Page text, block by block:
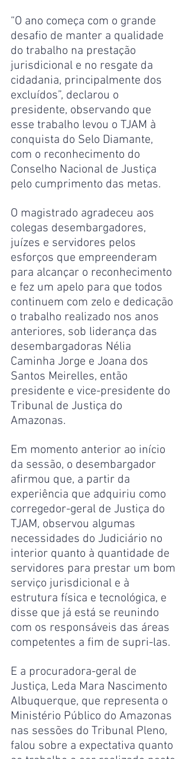
“O ano começa com o grande
desafio de manter a qualidade
do trabalho na prestação
jurisdicional e no resgate da
cidadania, principalmente dos
excluídos”, declarou o
presidente, observando que
esse trabalho levou o TJAM à
conquista do Selo Diamante,
com o reconhecimento do
Conselho Nacional de Justiça
pelo cumprimento das metas.
O magistrado agradeceu aos
colegas desembargadores,
juízes e servidores pelos
esforços que empreenderam
para alcançar o reconhecimento
e fez um apelo para que todos
continuem com zelo e dedicação
o trabalho realizado nos anos
anteriores, sob liderança das
desembargadoras Nélia
Caminha Jorge e Joana dos
Santos Meirelles, então
presidente e vice-presidente do
Tribunal de Justiça do
Amazonas.
Em momento anterior ao início
da sessão, o desembargador
afirmou que, a partir da
experiência que adquiriu como
corregedor-geral de Justiça do
TJAM, observou algumas
necessidades do Judiciário no
interior quanto à quantidade de
servidores para prestar um bom
serviço jurisdicional e à
estrutura física e tecnológica, e
disse que já está se reunindo
com os responsáveis das áreas
competentes a fim de supri-las.
E a procuradora-geral de
Justiça, Leda Mara Nascimento
Albuquerque, que representa o
Ministério Público do Amazonas
nas sessões do Tribunal Pleno,
falou sobre a expectativa quanto